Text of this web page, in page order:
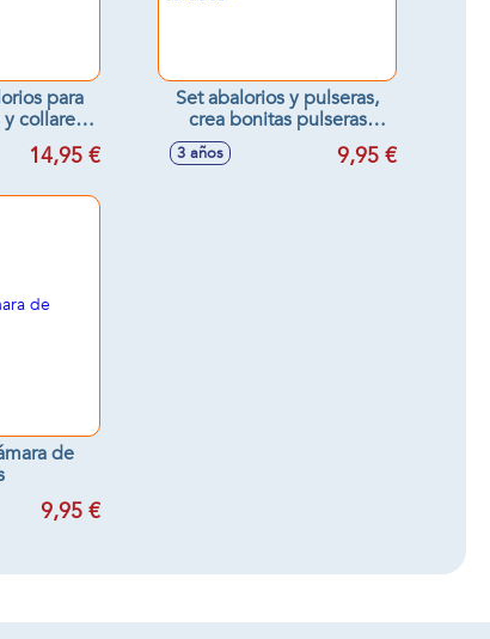
para
collares
14,95 €
Set abalorios y pulseras,
crea bonitas pulseras
25x31x4cm - Modelos
3 años 9,95 €
de
9,95 €